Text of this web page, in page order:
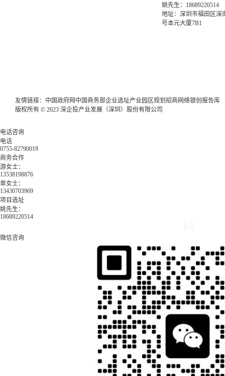
姚先生：18689220514
地址：深圳市福田区深
号本元大厦7B1
友情链接： 中国政府网 中国商务部企业选址产业园区规划 招商网络银创报告库
版权所有 © 2023 深企投产业发展（深圳）股份有限公司
电话咨询
电话
0755-82790019
商务合作
游女士：
13538198876
单女士：
13430703969
项目选址
姚先生：
18689220514
微信咨询